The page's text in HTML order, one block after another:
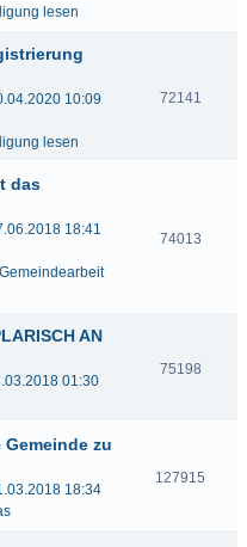
lesen
10:09
lesen
72141
das
18:41
74013
AN
01:30
75198
zu
18:34
127915